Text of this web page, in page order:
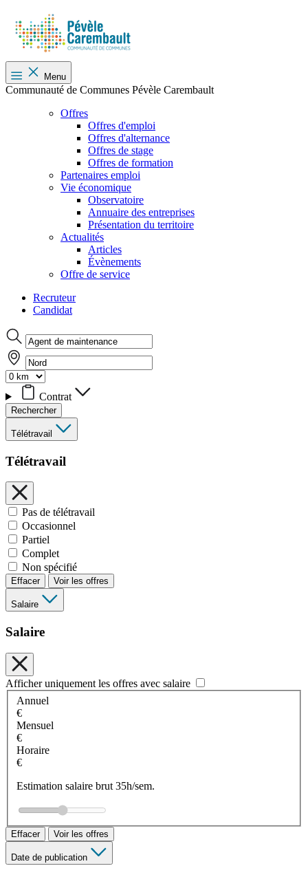
Menu
Communauté de Communes Pévèle Carembault
Offres
Offres d'emploi
Offres d'alternance
Offres de stage
Offres de formation
Partenaires emploi
Vie économique
Observatoire
Annuaire des entreprises
Présentation du territoire
Actualités
Articles
Évènements
Offre de service
Recruteur
Candidat
Contrat
Rechercher
Télétravail
Télétravail
Pas de télétravail
Occasionnel
Partiel
Complet
Non spécifié
Effacer Voir les offres
Salaire
Salaire
Afficher uniquement les offres avec salaire
Annuel
€
Mensuel
€
Horaire
€
Estimation salaire brut 35h/sem.
Effacer Voir les offres
Date de publication